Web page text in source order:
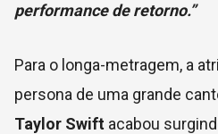
performance de retorno.”
Para o longa-metragem, a
persona de uma grande
Taylor Swift acabou